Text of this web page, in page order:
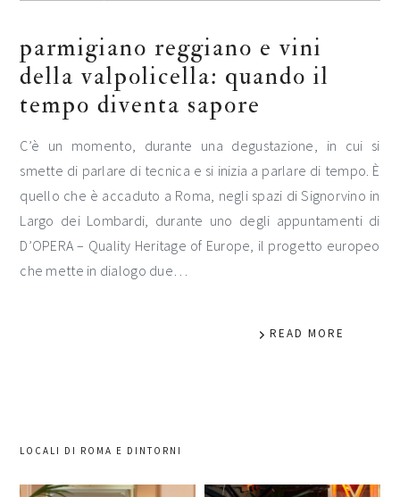
parmigiano reggiano e vini
della valpolicella: quando il
tempo diventa sapore
C’è un momento, durante una degustazione, in cui si
smette di parlare di tecnica e si inizia a parlare di tempo. È
quello che è accaduto a Roma, negli spazi di Signorvino in
Largo dei Lombardi, durante uno degli appuntamenti di
D’OPERA – Quality Heritage of Europe, il progetto europeo
che mette in dialogo due…
READ MORE
LOCALI DI ROMA E DINTORNI